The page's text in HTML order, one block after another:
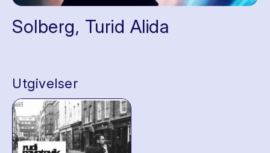
Solberg, Turid Alida
Utgivelser